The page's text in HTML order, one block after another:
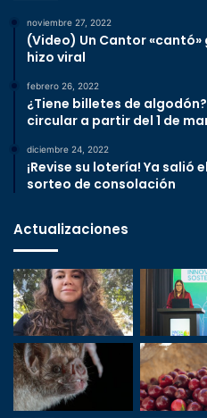
noviembre 27, 2022
(Video) Un Cantor
hizo viral
febrero 26, 2022
¿Tiene billetes de
circular a partir del 1 de
diciembre 24, 2022
¡Revise su lotería! Ya salió
sorteo de consolación
Actualizaciones